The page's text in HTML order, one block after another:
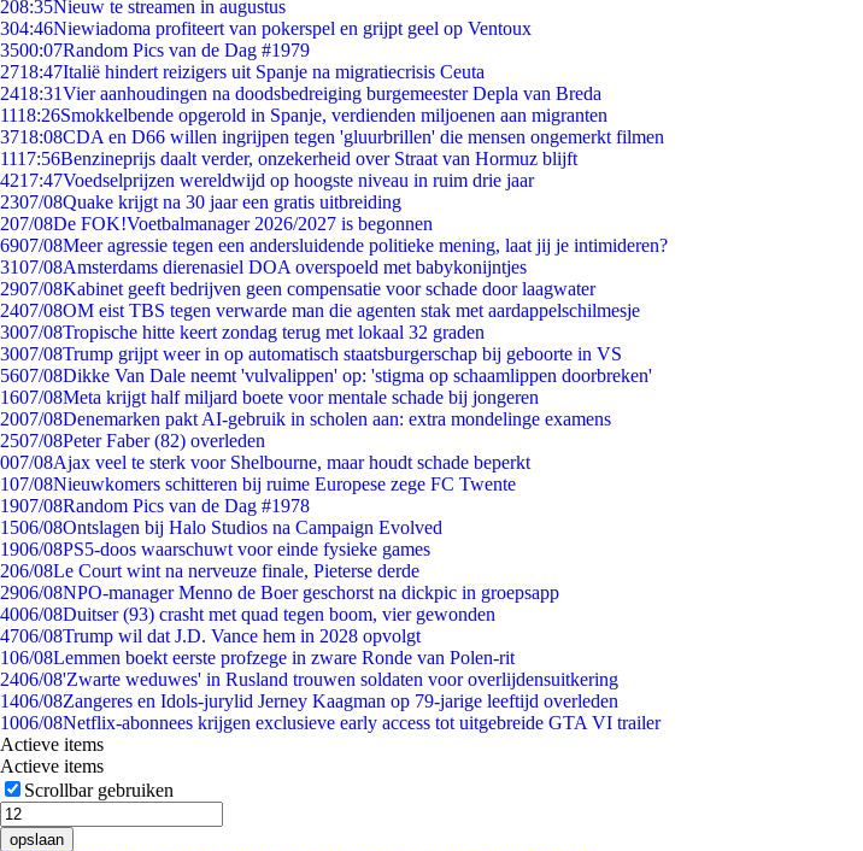
208:35Nieuw te streamen in augustus
304:46Niewiadoma profiteert van pokerspel en grijpt geel op Ventoux
3500:07Random Pics van de Dag #1979
2718:47Italië hindert reizigers uit Spanje na migratiecrisis Ceuta
2418:31Vier aanhoudingen na doodsbedreiging burgemeester Depla van Breda
1118:26Smokkelbende opgerold in Spanje, verdienden miljoenen aan migranten
3718:08CDA en D66 willen ingrijpen tegen 'gluurbrillen' die mensen ongemerkt filmen
1117:56Benzineprijs daalt verder, onzekerheid over Straat van Hormuz blijft
4217:47Voedselprijzen wereldwijd op hoogste niveau in ruim drie jaar
2307/08Quake krijgt na 30 jaar een gratis uitbreiding
207/08De FOK!Voetbalmanager 2026/2027 is begonnen
6907/08Meer agressie tegen een andersluidende politieke mening, laat jij je intimideren?
3107/08Amsterdams dierenasiel DOA overspoeld met babykonijntjes
2907/08Kabinet geeft bedrijven geen compensatie voor schade door laagwater
2407/08OM eist TBS tegen verwarde man die agenten stak met aardappelschilmesje
3007/08Tropische hitte keert zondag terug met lokaal 32 graden
3007/08Trump grijpt weer in op automatisch staatsburgerschap bij geboorte in VS
5607/08Dikke Van Dale neemt 'vulvalippen' op: 'stigma op schaamlippen doorbreken'
1607/08Meta krijgt half miljard boete voor mentale schade bij jongeren
2007/08Denemarken pakt AI-gebruik in scholen aan: extra mondelinge examens
2507/08Peter Faber (82) overleden
007/08Ajax veel te sterk voor Shelbourne, maar houdt schade beperkt
107/08Nieuwkomers schitteren bij ruime Europese zege FC Twente
1907/08Random Pics van de Dag #1978
1506/08Ontslagen bij Halo Studios na Campaign Evolved
1906/08PS5-doos waarschuwt voor einde fysieke games
206/08Le Court wint na nerveuze finale, Pieterse derde
2906/08NPO-manager Menno de Boer geschorst na dickpic in groepsapp
4006/08Duitser (93) crasht met quad tegen boom, vier gewonden
4706/08Trump wil dat J.D. Vance hem in 2028 opvolgt
106/08Lemmen boekt eerste profzege in zware Ronde van Polen-rit
2406/08'Zwarte weduwes' in Rusland trouwen soldaten voor overlijdensuitkering
1406/08Zangeres en Idols-jurylid Jerney Kaagman op 79-jarige leeftijd overleden
1006/08Netflix-abonnees krijgen exclusieve early access tot uitgebreide GTA VI trailer
Actieve items
Actieve items
Scrollbar gebruiken
opslaan